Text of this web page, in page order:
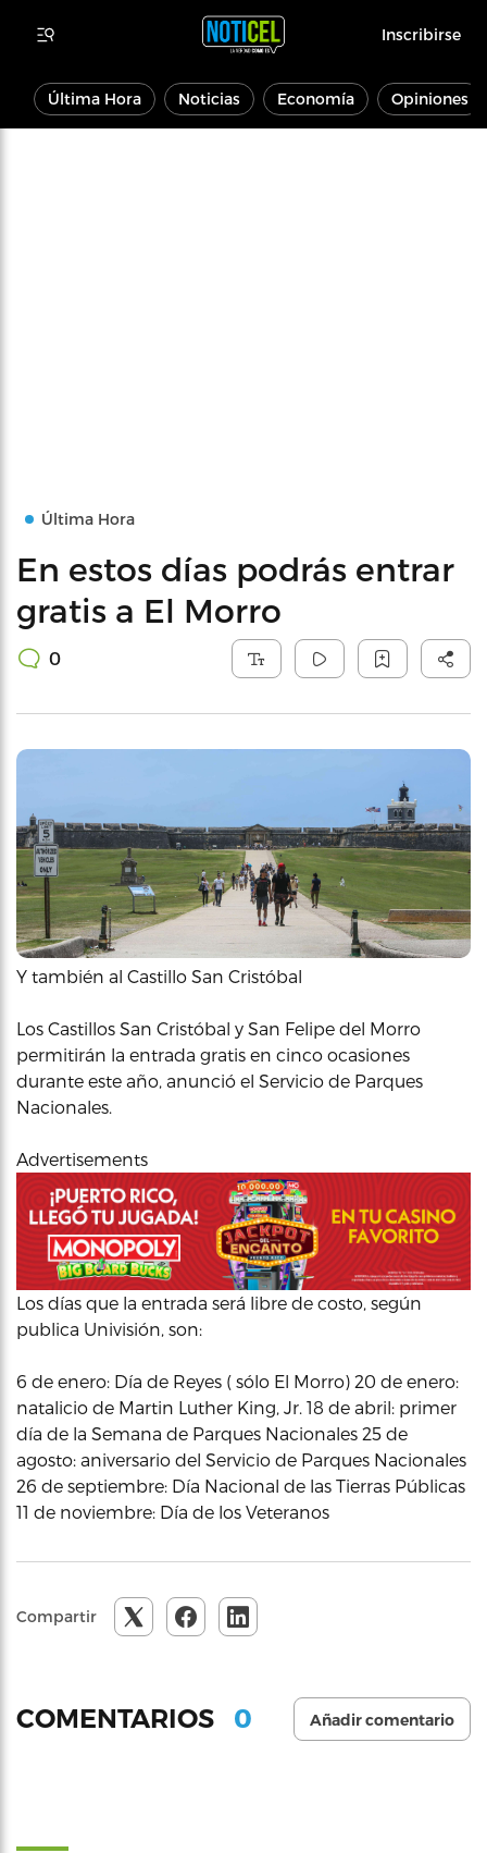
Inscribirse
Última Hora Noticias Economía Opiniones
Última Hora
En estos días podrás entrar
gratis a El Morro
0
Y también al Castillo San Cristóbal
Los Castillos San Cristóbal y San Felipe del Morro
permitirán la entrada gratis en cinco ocasiones
durante este año, anunció el Servicio de Parques
Nacionales.
Advertisements
Los días que la entrada será libre de costo, según
publica Univisión, son:
6 de enero: Día de Reyes ( sólo El Morro) 20 de enero:
natalicio de Martin Luther King, Jr. 18 de abril: primer
día de la Semana de Parques Nacionales 25 de
agosto: aniversario del Servicio de Parques Nacionales
26 de septiembre: Día Nacional de las Tierras Públicas
11 de noviembre: Día de los Veteranos
Compartir
COMENTARIOS 0 Añadir comentario